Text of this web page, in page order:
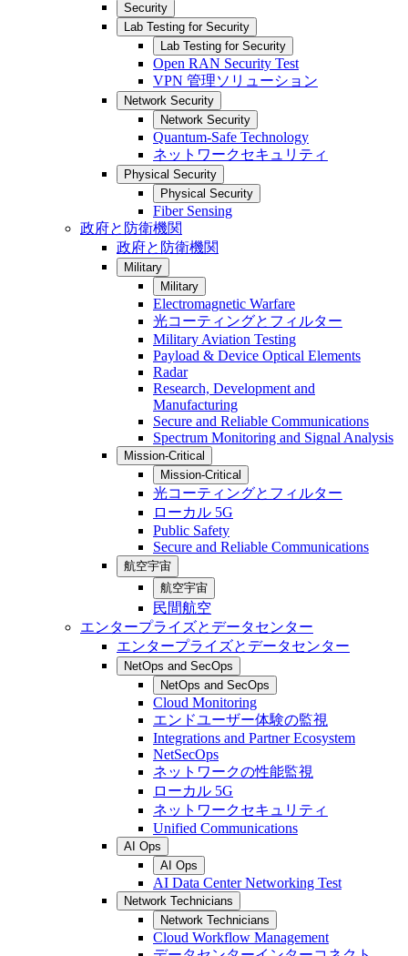
Security
Lab Testing for Security
Lab Testing for Security
Open RAN Security Test
VPN 管理ソリューション
Network Security
Network Security
Quantum-Safe Technology
ネットワークセキュリティ
Physical Security
Physical Security
Fiber Sensing
政府と防衛機関
政府と防衛機関
Military
Military
Electromagnetic Warfare
光コーティングとフィルター
Military Aviation Testing
Payload & Device Optical Elements
Radar
Research, Development and
Manufacturing
Secure and Reliable Communications
Spectrum Monitoring and Signal Analysis
Mission-Critical
Mission-Critical
光コーティングとフィルター
ローカル 5G
Public Safety
Secure and Reliable Communications
航空宇宙
航空宇宙
民間航空
エンタープライズとデータセンター
エンタープライズとデータセンター
NetOps and SecOps
NetOps and SecOps
Cloud Monitoring
エンドユーザー体験の監視
Integrations and Partner Ecosystem
NetSecOps
ネットワークの性能監視
ローカル 5G
ネットワークセキュリティ
Unified Communications
AI Ops
AI Ops
AI Data Center Networking Test
Network Technicians
Network Technicians
Cloud Workflow Management